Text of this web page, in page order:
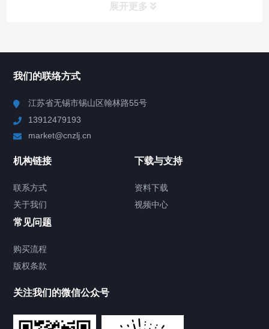
展开更多
Chiller高精度制冷循环器
TCU温度控制单元
Chiller气体控温系统
我们的联络方式
江苏省无锡市锡山区翰林路55号
13912479193
market@cnzlj.cn
机构链接
联系方式
关于我们
下载与支持
资料下载
视频中心
常见问题
购买流程
版权条款
关注我们的微信公众号